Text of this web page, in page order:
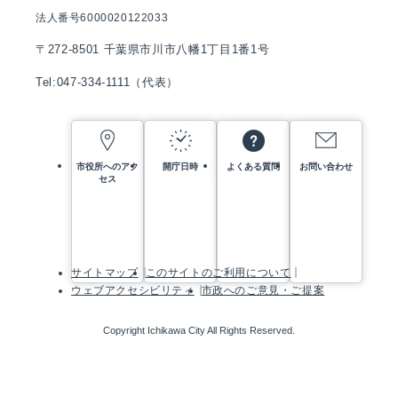
法人番号6000020122033
〒272-8501 千葉県市川市八幡1丁目1番1号
Tel:047-334-1111（代表）
市役所へのアク
セス
開庁日時 よくある質問 お問い合わせ
サイトマップ
このサイトのご利用について
ウェブアクセシビリティ
市政へのご意見・ご提案
Copyright Ichikawa City All Rights Reserved.